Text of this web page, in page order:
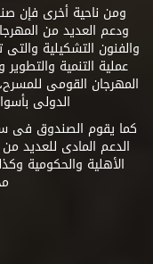
ومن ناحية أخرى فإن
ودعم العديد من
والفنون التشكيلية
عملية التنمية
المهرجان القومى
الدولى
كما يقوم الصندوق فى
الدعم المادى للعديد من
الأهلية والحكومية